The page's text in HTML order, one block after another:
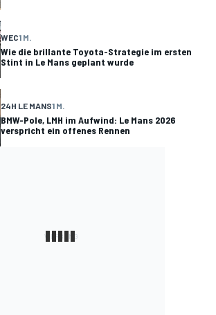
WEC1 M.
Wie die brillante Toyota-Strategie im ersten
Stint in Le Mans geplant wurde
24H LE MANS1 M.
BMW-Pole, LMH im Aufwind: Le Mans 2026
verspricht ein offenes Rennen